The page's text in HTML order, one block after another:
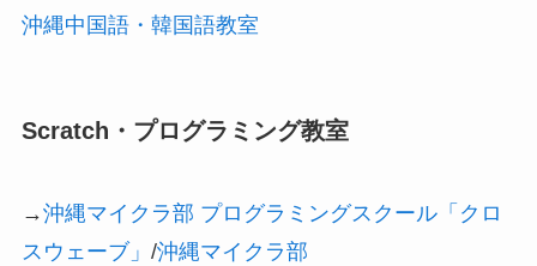
沖縄中国語・韓国語教室
Scratch・プログラミング教室
→沖縄マイクラ部 プログラミングスクール「クロ
スウェーブ」 /沖縄マイクラ部